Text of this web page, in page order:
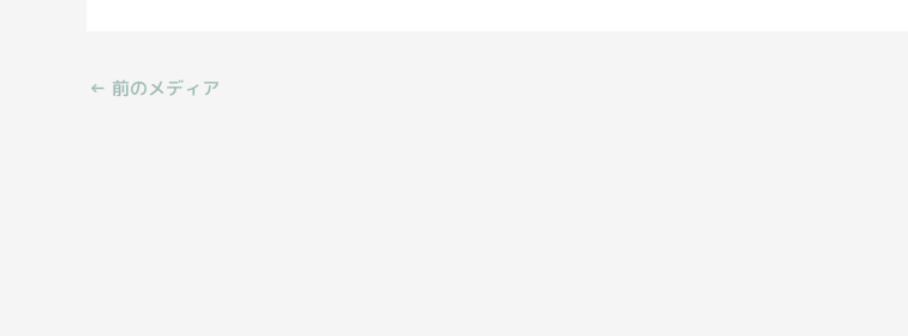
← 前のメディア